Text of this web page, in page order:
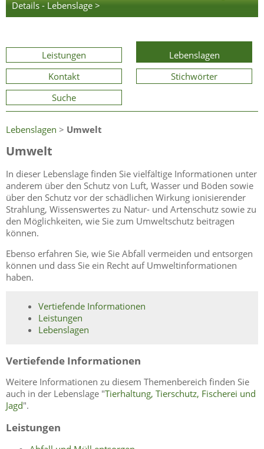
Details - Lebenslage >
Leistungen
Lebenslagen
Kontakt
Stichwörter
Suche
Lebenslagen > Umwelt
Umwelt
In dieser Lebenslage finden Sie vielfältige Informationen unter
anderem über den Schutz von Luft, Wasser und Böden sowie
über den Schutz vor der schädlichen Wirkung ionisierender
Strahlung, Wissenswertes zu Natur- und Artenschutz sowie zu
den Möglichkeiten, wie Sie zum Umweltschutz beitragen
können.
Ebenso erfahren Sie, wie Sie Abfall vermeiden und entsorgen
können und dass Sie ein Recht auf Umweltinformationen
haben.
Vertiefende Informationen
Leistungen
Lebenslagen
Vertiefende Informationen
Weitere Informationen zu diesem Themenbereich finden Sie
auch in der Lebenslage "Tierhaltung, Tierschutz, Fischerei und
Jagd".
Leistungen